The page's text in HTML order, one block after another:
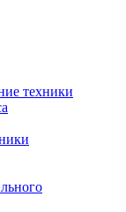
техники